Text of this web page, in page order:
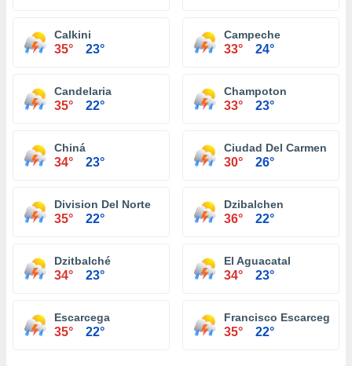
Calkini
35° 23°
Campeche
33° 24°
Candelaria
35° 22°
Champoton
33° 23°
Chiná
34° 23°
Ciudad Del Carmen
30° 26°
Division Del Norte
35° 22°
Dzibalchen
36° 22°
Dzitbalché
34° 23°
El Aguacatal
34° 23°
Escarcega
35° 22°
Francisco Escarcega
35° 22°